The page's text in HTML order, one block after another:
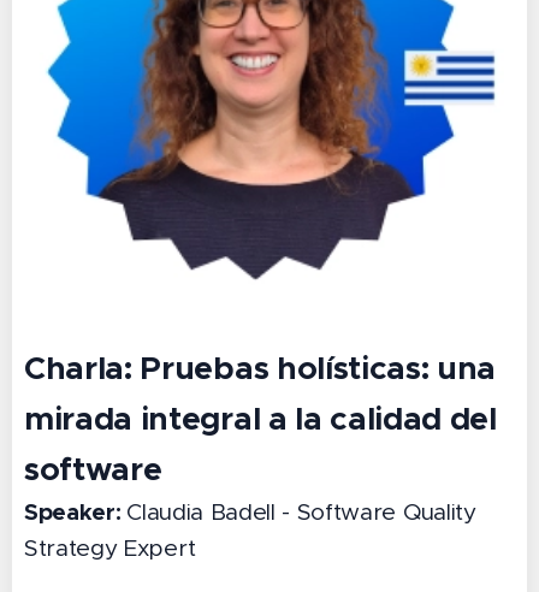
Charla: Pruebas holísticas: una
mirada integral a la calidad del
software
Speaker: Claudia Badell - Software Quality
Strategy Expert